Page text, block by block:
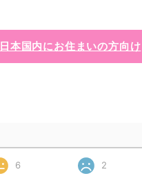
日本国内にお住まいの方向け
6 2